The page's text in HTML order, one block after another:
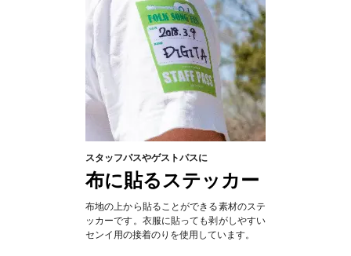
スタッフパスやゲストパスに
布に貼るステッカー
布地の上から貼ることができる素材のステ
ッカーです。衣服に貼っても剥がしやすい
センイ用の接着のりを使用しています。